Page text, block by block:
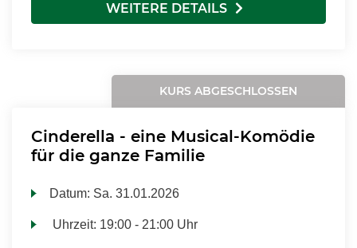
WEITERE DETAILS
KURS ABGESCHLOSSEN
Cinderella - eine Musical-Komödie
für die ganze Familie
Datum: Sa. 31.01.2026
Uhrzeit: 19:00 - 21:00 Uhr